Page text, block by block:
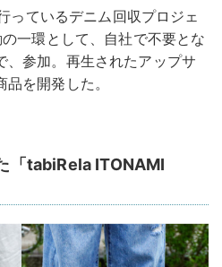
っているデニム回収プロジェ
一環として、自社で不要とな
、参加。再生されたアップサ
を開発した。
「tabiRela ITONAMI